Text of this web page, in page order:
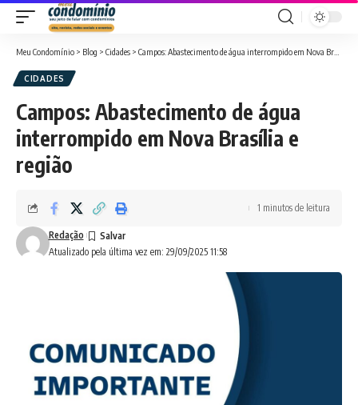
Meu Condomínio > Blog > Cidades > Campos: Abastecimento de água interrompido em Nova Brasília e região
CIDADES
Campos: Abastecimento de água
interrompido em Nova Brasília e
região
Atualizado pela última vez em: 29/09/2025 11:58
Redação
1 minutos de leitura